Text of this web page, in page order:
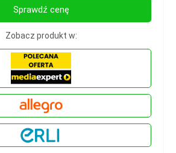
Sprawdź cenę
Zobacz produkt w: